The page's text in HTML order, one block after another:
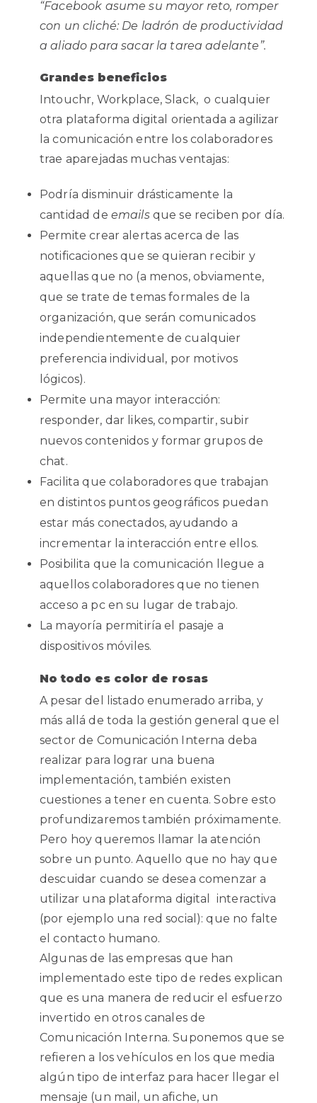
“Facebook asume su mayor reto, romper
con un cliché: De ladrón de productividad
a aliado para sacar la tarea adelante”.
Grandes beneficios
Intouchr, Workplace, Slack, o cualquier
otra plataforma digital orientada a agilizar
la comunicación entre los colaboradores
trae aparejadas muchas ventajas:
Podría disminuir drásticamente la
cantidad de emailsque se reciben por día.
Permite crear alertas acerca de las
notificaciones que se quieran recibir y
aquellas que no (a menos, obviamente,
que se trate de temas formales de la
organización, que serán comunicados
independientemente de cualquier
preferencia individual, por motivos
lógicos).
Permite una mayor interacción:
responder, dar likes, compartir, subir
nuevos contenidos y formar grupos de
chat.
Facilita que colaboradores que trabajan
en distintos puntos geográficos puedan
estar más conectados, ayudando a
incrementar la interacción entre ellos.
Posibilita que la comunicación llegue a
aquellos colaboradores que no tienen
acceso a pc en su lugar de trabajo.
La mayoría permitiría el pasaje a
dispositivos móviles.
No todo es color de rosas
A pesar del listado enumerado arriba, y
más allá de toda la gestión general que el
sector de Comunicación Interna deba
realizar para lograr una buena
implementación, también existen
cuestiones a tener en cuenta. Sobre esto
profundizaremos también próximamente.
Pero hoy queremos llamar la atención
sobre un punto. Aquello que no hay que
descuidar cuando se desea comenzar a
utilizar una plataforma digital interactiva
(por ejemplo una red social): que no falte
el contacto humano.
Algunas de las empresas que han
implementado este tipo de redes explican
que es una manera de reducir el esfuerzo
invertido en otros canales de
Comunicación Interna. Suponemos que se
refieren a los vehículos en los que media
algún tipo de interfaz para hacer llegar el
mensaje (un mail, un afiche, un